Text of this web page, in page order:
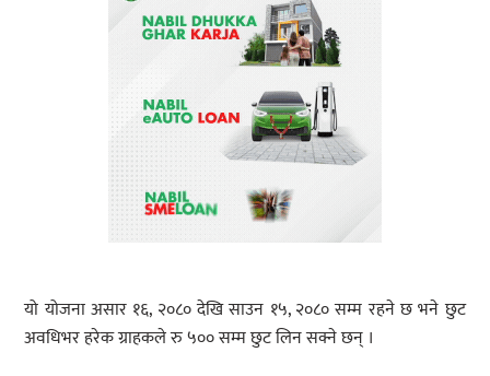
यो योजना असार १६, २०८० देखि साउन १५, २०८० सम्म रहने छ भने छुट
अवधिभर हरेक ग्राहकले रु ५०० सम्म छुट लिन सक्ने छन् ।